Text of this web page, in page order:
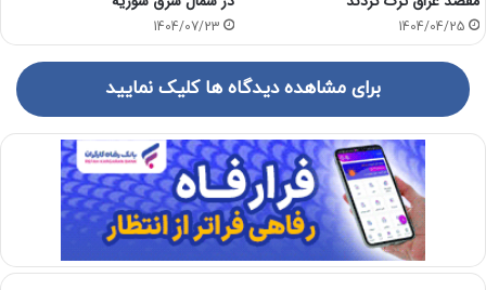
1404/04/25
1404/07/23
برای مشاهده دیدگاه ها کلیک نمایید